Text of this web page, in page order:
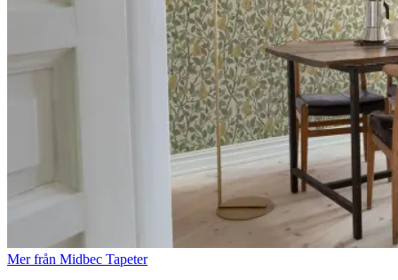
Mer från Midbec Tapeter